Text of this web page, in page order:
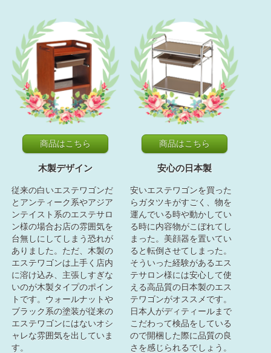
商品はこちら
木製デザイン
従来の白いエステワゴンだ
とアンティーク系やアジア
ンテイスト系のエステサロ
ン様の場合お店の雰囲気を
台無しにしてしまう恐れが
ありました。ただ、木製の
エステワゴンは上手く店内
に溶け込み、主張しすぎな
いのが木製タイプのポイン
トです。ウォールナットや
ブラック系の塗装が従来の
エステワゴンにはないオシ
ャレな雰囲気を出していま
す。
商品はこちら
安心の日本製
安いエステワゴンを買った
らガタツキがすごく、物を
運んでいる時や動かしてい
る時に内容物がこぼれてし
まった。美顔器を置いてい
ると転倒させてしまった。
そういった経験があるエス
テサロン様には安心して使
える高品質の日本製のエス
テワゴンがオススメです。
日本人がディティールまで
こだわって検品をしている
ので開梱した際に品質の良
さを感じられるでしょう。